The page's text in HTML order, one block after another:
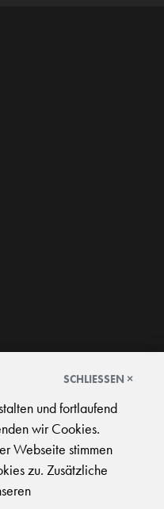
SCHLIESSEN ×
und fortlaufend
wir Cookies.
Webseite stimmen
zu. Zusätzliche